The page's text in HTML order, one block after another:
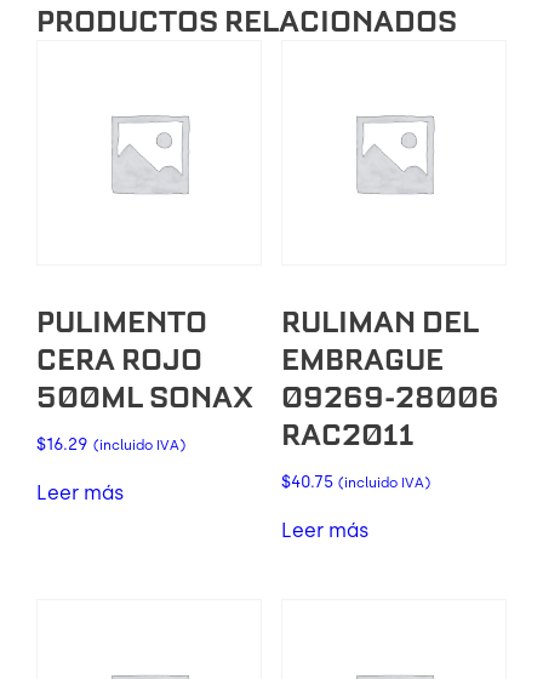
PRODUCTOS RELACIONADOS
PULIMENTO
CERA ROJO
500ML SONAX
$16.29 (incluido IVA)
Leer más
RULIMAN DEL
EMBRAGUE
09269-28006
RAC2011
$40.75 (incluido IVA)
Leer más